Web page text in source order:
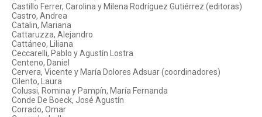
Castillo Ferrer, Carolina y Milena Rodríguez Gutiérrez (editoras)
Castro, Andrea
Catalin, Mariana
Cattaruzza, Alejandro
Cattáneo, Liliana
Ceccarelli, Pablo y Agustín Lostra
Centeno, Daniel
Cervera, Vicente y María Dolores Adsuar (coordinadores)
Cilento, Laura
Colussi, Romina y Pampín, María Fernanda
Conde De Boeck, José Agustín
Corrado, Omar